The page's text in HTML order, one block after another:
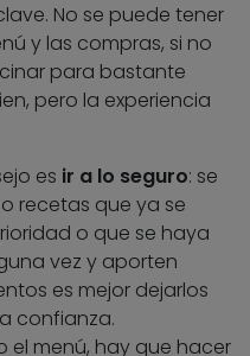
No se puede tener
y las compras, si no
para bastante
pero la experiencia
es ir a lo seguro: se
recetas que ya se
o que se haya
vez y aporten
es mejor dejarlos
confianza.
el menú, hay que hacer